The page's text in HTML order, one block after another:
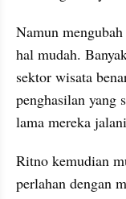
Namun
hal mudah.
sektor wisata
penghasilan yang
lama mereka
Ritno kemudian
perlahan dengan